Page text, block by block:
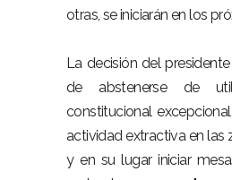
otras, se iniciarán en los
La decisión del
de abstenerse de
constitucional
actividad extractiva en las
y en su lugar iniciar